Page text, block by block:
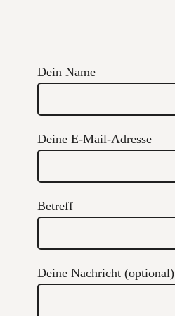
Dein Name
Deine E-Mail-Adresse
Betreff
Deine Nachricht (optional)